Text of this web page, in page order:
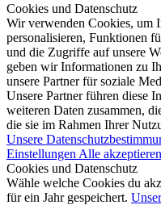
Cookies und Datenschutz
Wir verwenden Cookies, um
personalisieren, Funktionen
und die Zugriffe auf unsere
geben wir Informationen zu
unsere Partner für soziale
Unsere Partner führen diese
weiteren Daten zusammen,
die sie im Rahmen Ihrer
Unsere
Einstellungen Alle akzeptieren
Cookies und Datenschutz
Wähle welche Cookies du
für ein Jahr gespeichert.